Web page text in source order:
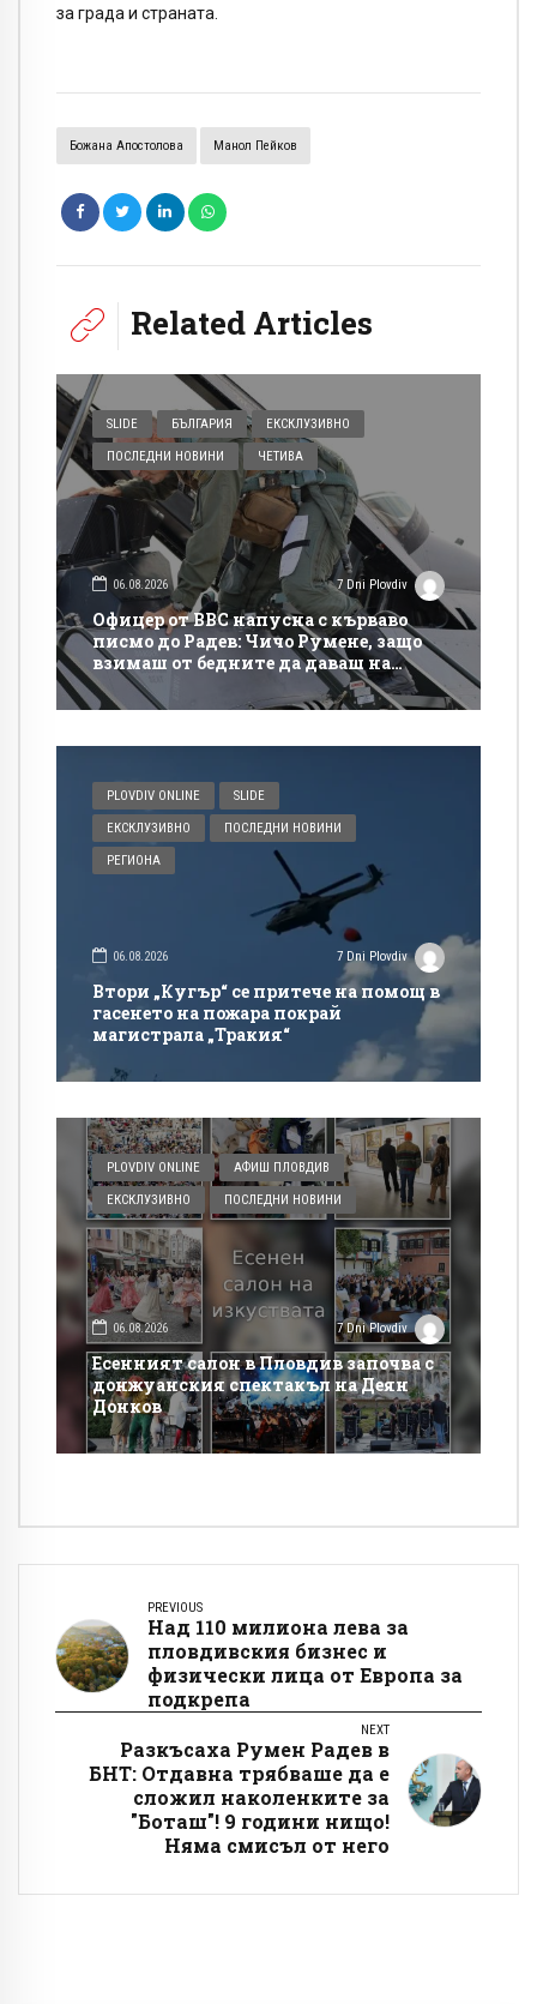
за града и страната.
Божана Апостолова Манол Пейков
Related Articles
SLIDE БЪЛГАРИЯ ЕКСКЛУЗИВНО
ПОСЛЕДНИ НОВИНИ ЧЕТИВА
06.08.2026 7 Dni Plovdiv
Офицер от ВВС напусна с кърваво
писмо до Радев: Чичо Румене, защо
взимаш от бедните да даваш на
богатите?
PLOVDIV ONLINE SLIDE
ЕКСКЛУЗИВНО ПОСЛЕДНИ НОВИНИ
РЕГИОНА
06.08.2026 7 Dni Plovdiv
Втори „Кугър“ се притече на помощ в
гасенето на пожара покрай
магистрала „Тракия“
PLOVDIV ONLINE АФИШ ПЛОВДИВ
ЕКСКЛУЗИВНО ПОСЛЕДНИ НОВИНИ
06.08.2026 7 Dni Plovdiv
Есенният салон в Пловдив започва с
донжуанския спектакъл на Деян
Донков
PREVIOUS
Над 110 милиона лева за
пловдивския бизнес и
физически лица от Европа за
подкрепа
NEXT
Разкъсаха Румен Радев в
БНТ: Отдавна трябваше да е
сложил наколенките за
"Боташ"! 9 години нищо!
Няма смисъл от него